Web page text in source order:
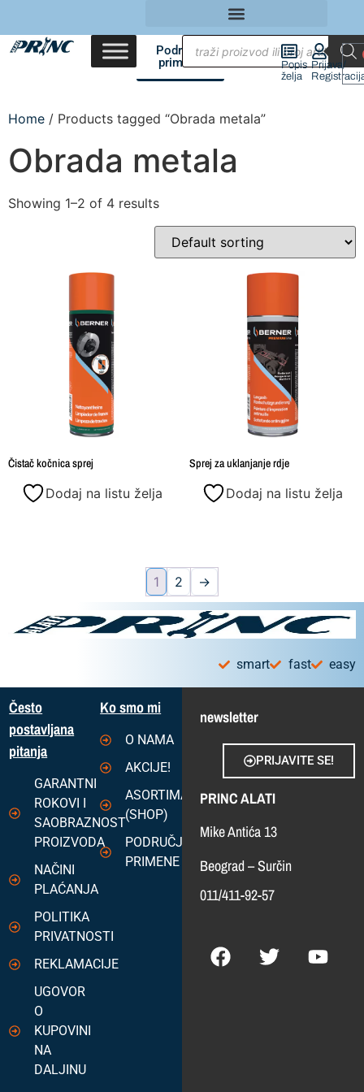
Područja
primene
Popis
želja
Prijava/
Home / Products tagged “Obrada metala”
Obrada metala
Showing 1–2 of 4 results
Čistač kočnica sprej
Dodaj na listu želja
Sprej za uklanjanje rdje
Dodaj na listu želja
1 2 →
smart fast easy
Često
postavljana
pitanja
GARANTNI
ROKOVI I
SAOBRAZNOST
PROIZVODA
NAČINI
PLAĆANJA
POLITIKA
PRIVATNOSTI
REKLAMACIJE
UGOVOR
O
KUPOVINI
NA
DALJINU
Ko smo mi
O NAMA
AKCIJE!
ASORTIMAN
(SHOP)
PODRUČJA
PRIMENE
newsletter
PRIJAVITE SE!
PRINC ALATI
Mike Antića 13
Beograd – Surčin
011/411-92-57